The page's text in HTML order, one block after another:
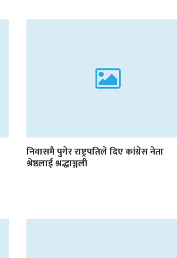
निवासमै पुगेर राष्ट्रपतिले दिए कांग्रेस नेता
श्रेष्ठलाई श्रद्धाञ्जली